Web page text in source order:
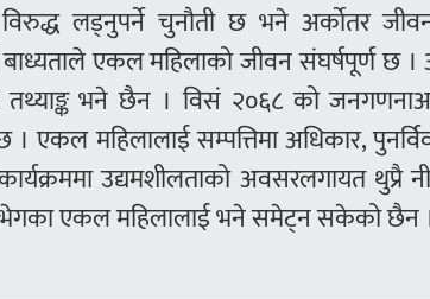
लड्नुपर्ने चुनौती छ भने अर्काेतर
बाध्यताले एकल महिलाको जीवन संघर्षपूर्ण छ
भने छैन । विसं २०६८ को
महिलालाई सम्पत्तिमा अधिकार,
उद्यमशीलताको अवसरलगायत थुप्रै
भेगका एकल महिलालाई भने समेट्न सकेको छैन